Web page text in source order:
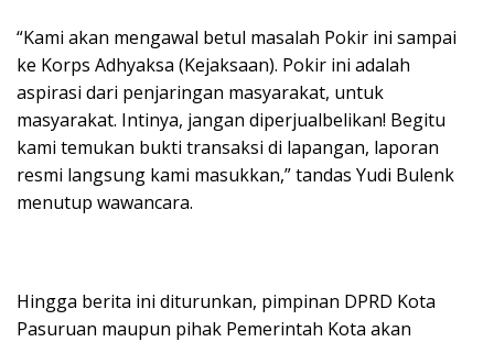
“Kami akan mengawal betul masalah Pokir ini sampai
ke Korps Adhyaksa (Kejaksaan). Pokir ini adalah
aspirasi dari penjaringan masyarakat, untuk
masyarakat. Intinya, jangan diperjualbelikan! Begitu
kami temukan bukti transaksi di lapangan, laporan
resmi langsung kami masukkan,” tandas Yudi Bulenk
menutup wawancara.
Hingga berita ini diturunkan, pimpinan DPRD Kota
Pasuruan maupun pihak Pemerintah Kota akan